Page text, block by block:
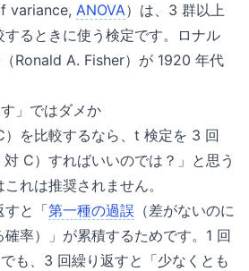
variance, ANOVA）は、3 群以上
るときに使う検定です。ロナル
Ronald A. Fisher）が 1920 年代
」ではダメか
）を比較するなら、t 検定を 3 回
対 C）すればいいのでは？」と思う
れは推奨されません。
すと「第一種の過誤 （差がないのに
率）」が累積するためです。1 回
も、3 回繰り返すと「少なくとも